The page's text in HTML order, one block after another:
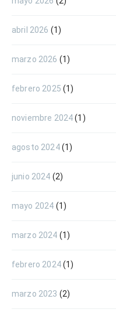
abril 2026 (1)
marzo 2026 (1)
febrero 2025 (1)
noviembre 2024(1)
agosto 2024(1)
junio 2024 (2)
mayo 2024 (1)
marzo 2024 (1)
febrero 2024(1)
marzo 2023 (2)